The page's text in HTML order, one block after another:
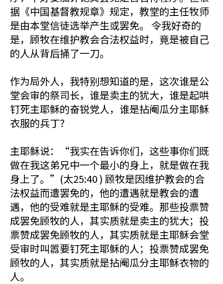
据《中国基督教规章》规定，教堂的主任牧师
是由本堂信徒选举产生或罢免。 令我好奇的
是，顾牧在维护教会合法权益时，竟是被自己
的人从背后捅了一刀。
作为局外人，我特别想知道的是，这次谁是公
堂会审的祭司长，谁是卖主的犹大，谁是起哄
钉死主耶稣的奋锐党人，谁是拈阉瓜分主耶稣
衣服的兵丁？
主耶稣说：“我实在告诉你们，这些事你们既
做在我这弟兄中一个最小的身上，就是做在我
身上了。”(太25:40 ) 顾牧是因维护教会的合
法权益而遭罢免的，他的遭遇就是教会的遭
遇，他的受难就是主耶稣的受难。那些投票赞
成罢免顾牧的人，其实质就是卖主的犹大；投
票赞成罢免顾牧的人，其实质就是主耶稣会堂
受审时叫嚣要钉死主耶稣的人；投票赞成罢免
顾牧的人，其实质就是拈阉瓜分主耶稣衣物的
人。